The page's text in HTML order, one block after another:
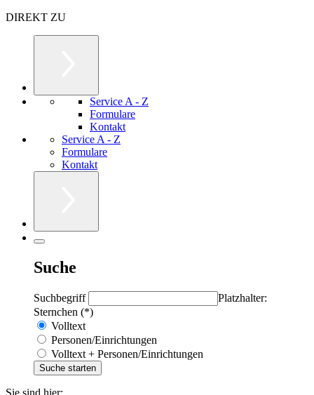
DIREKT ZU
Service A - Z
Formulare
Kontakt
Service A - Z
Formulare
Kontakt
Suche
Suchbegriff
Platzhalter:
Sternchen (*)
Volltext
Personen/Einrichtungen
Volltext + Personen/Einrichtungen
Sie sind hier: